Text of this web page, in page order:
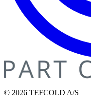
© 2026 TEFCOLD A/S